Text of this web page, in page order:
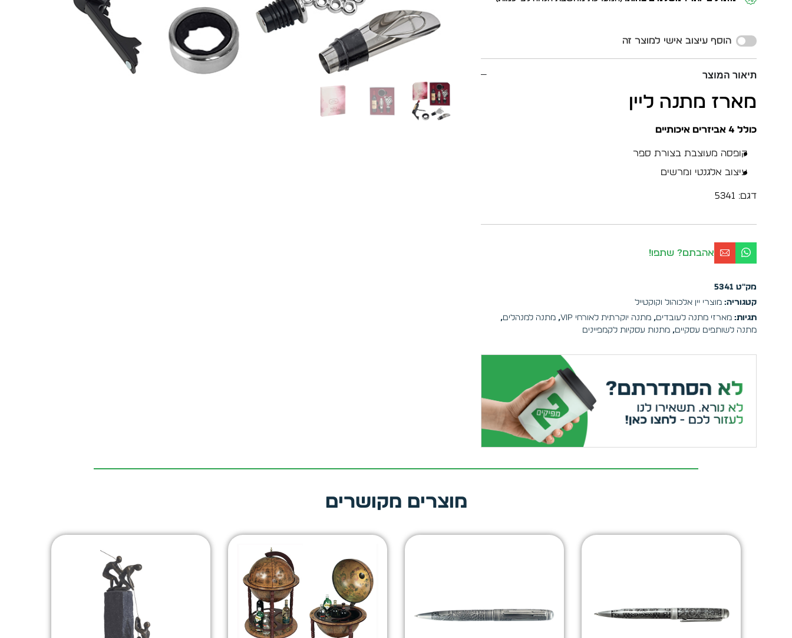
הוסף עיצוב אישי למוצר זה
תיאור המוצר
מארז מתנה ליין
כולל 4 אביזרים איכותיים
קופסה מעוצבת בצורת ספר
עיצוב אלגנטי ומרשים
דגם: 5341
אהבתם? שתפו!
מק"ט 5341
קטגוריה:מוצרי יין אלכוהול וקוקטייל
תגיות: מארזי מתנה לעובדים,מתנה יוקרתית לאורחי VIP ,מתנה למנהלים,
מתנה לשותפים עסקיים,מתנות עסקיות לקמפיינים
מוצרים מקושרים